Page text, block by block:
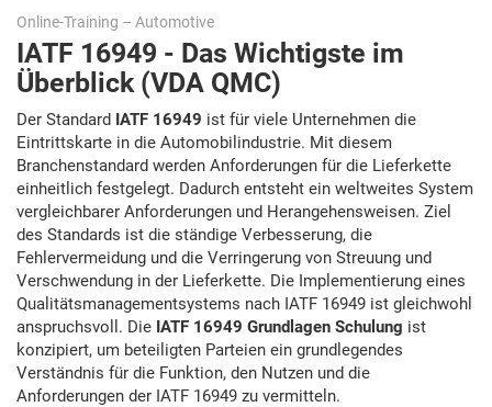
Online-Training – Automotive
IATF 16949 - Das Wichtigste im
Überblick (VDA QMC)
Zu
den
Terminen
springen
Der Standard IATF 16949 ist für viele Unternehmen die
Eintrittskarte in die Automobilindustrie. Mit diesem
Branchenstandard werden Anforderungen für die Lieferkette
einheitlich festgelegt. Dadurch entsteht ein weltweites System
vergleichbarer Anforderungen und Herangehensweisen. Ziel
des Standards ist die ständige Verbesserung, die
Fehlervermeidung und die Verringerung von Streuung und
Verschwendung in der Lieferkette. Die Implementierung eines
Qualitätsmanagementsystems nach IATF 16949 ist gleichwohl
anspruchsvoll. Die IATF 16949 Grundlagen Schulung ist
konzipiert, um beteiligten Parteien ein grundlegendes
Verständnis für die Funktion, den Nutzen und die
Anforderungen der IATF 16949 zu vermitteln.